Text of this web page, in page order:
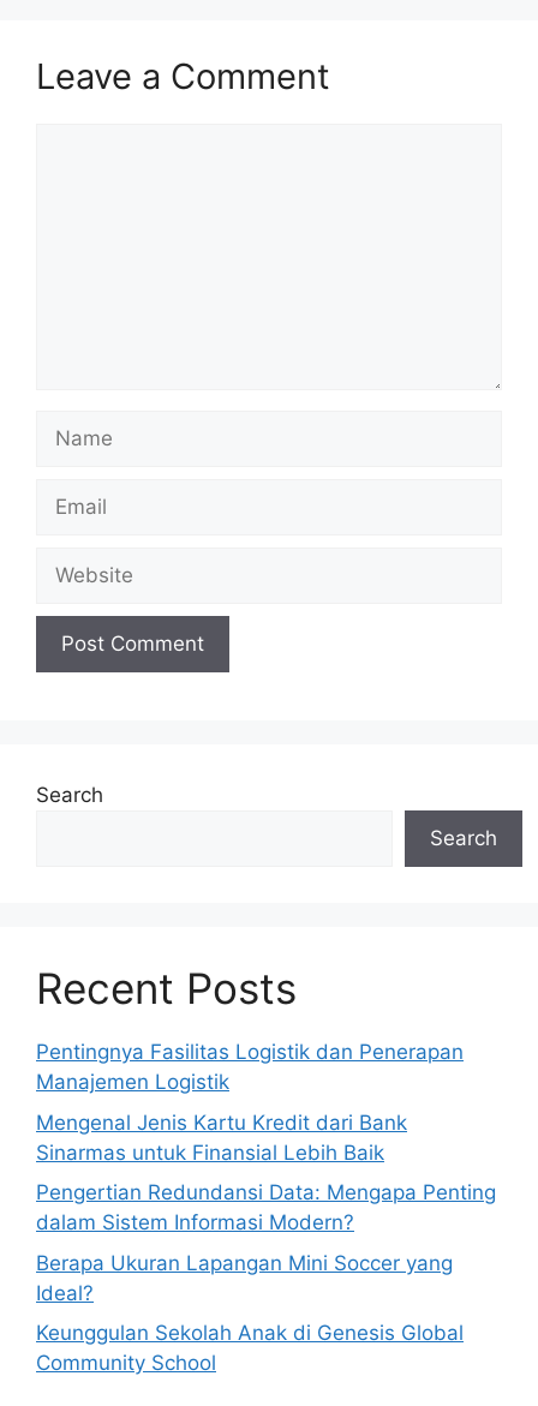
Leave a Comment
Name
Email
Website
Search
Search
Recent Posts
Pentingnya Fasilitas Logistik dan Penerapan
Manajemen Logistik
Mengenal Jenis Kartu Kredit dari Bank
Sinarmas untuk Finansial Lebih Baik
Pengertian Redundansi Data: Mengapa Penting
dalam Sistem Informasi Modern?
Berapa Ukuran Lapangan Mini Soccer yang
Ideal?
Keunggulan Sekolah Anak di Genesis Global
Community School